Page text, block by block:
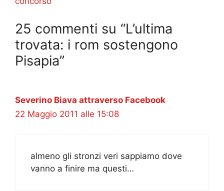
25 commenti su “L’ultima
trovata: i rom sostengono
Pisapia”
Severino Biava attraverso Facebook
22 Maggio 2011 alle 15:08
almeno gli stronzi veri sappiamo dove
vanno a finire ma questi…